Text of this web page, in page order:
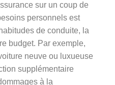
sur un coup de
personnels est
de conduite, la
budget. Par exemple,
neuve ou luxueuse
supplémentaire
à la